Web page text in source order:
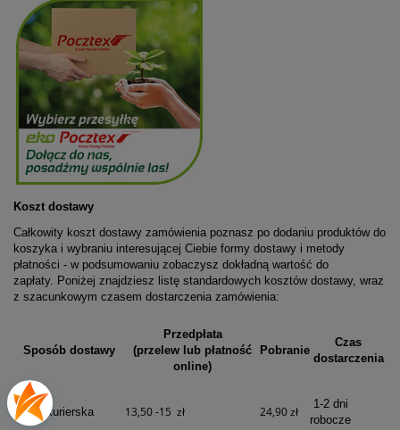
Koszt dostawy
Całkowity koszt dostawy zamówienia poznasz po dodaniu produktów do
koszyka i wybraniu interesującej Ciebie formy dostawy i metody
płatności - w podsumowaniu zobaczysz dokładną wartość do
zapłaty. Poniżej znajdziesz listę standardowych kosztów dostawy, wraz
z szacunkowym czasem dostarczenia zamówienia:
Sposób dostawy
Przedpłata
(przelew lub płatność
online)
Pobranie
Czas
dostarczenia
Firma kurierska 13,50 -15 zł 24,90 zł
1-2 dni
robocze